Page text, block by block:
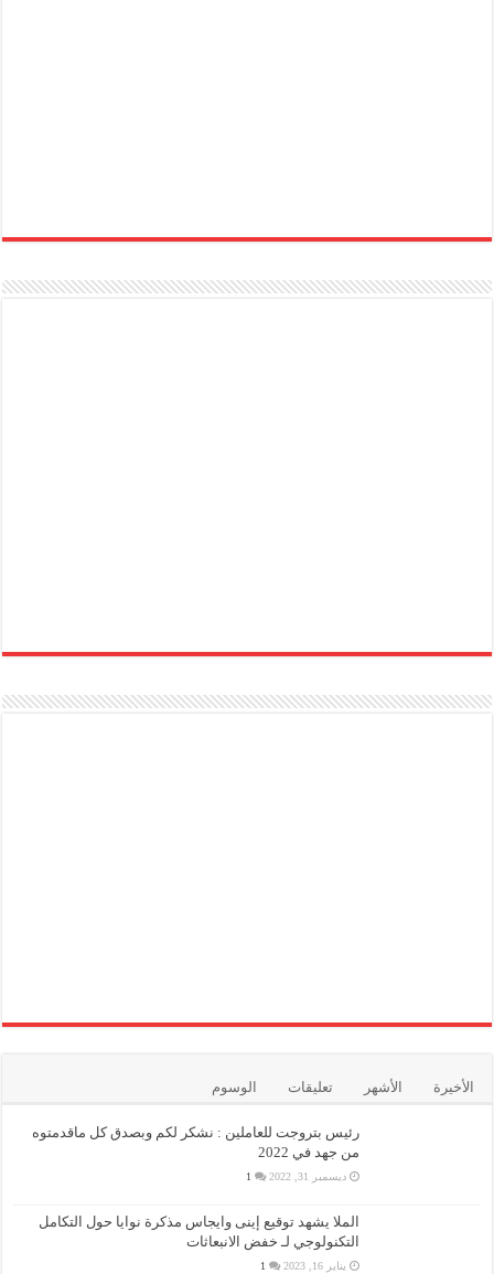
الأخيرة الأشهر تعليقات الوسوم
رئيس بتروجت للعاملين : نشكر لكم وبصدق كل ماقدمتوه
من جهد في 2022
ديسمبر 31, 2022 1
الملا يشهد توقيع إينى وايجاس مذكرة نوايا حول التكامل
التكنولوجي لـ خفض الانبعاثات
يناير 16, 2023 1